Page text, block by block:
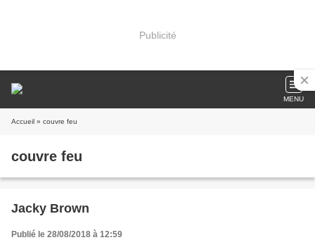
Publicité
MENU
Accueil » couvre feu
couvre feu
Jacky Brown
Publié le 28/08/2018 à 12:59